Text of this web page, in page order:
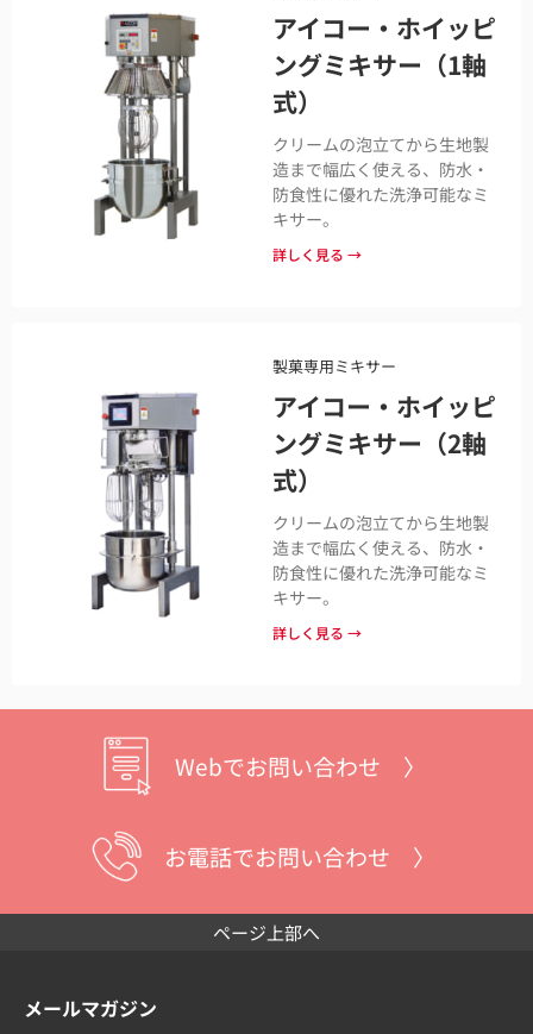
アイコー・ホイッピ
ングミキサー（1軸
式）
クリームの泡立てから生地製
造まで幅広く使える、防水・
防食性に優れた洗浄可能なミ
キサー。
詳しく見る →
製菓専用ミキサー
アイコー・ホイッピ
ングミキサー（2軸
式）
クリームの泡立てから生地製
造まで幅広く使える、防水・
防食性に優れた洗浄可能なミ
キサー。
詳しく見る →
Webでお問い合わせ 〉
お電話でお問い合わせ 〉
ページ上部へ
メールマガジン